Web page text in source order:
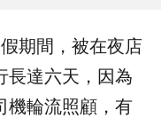
假期間，被在夜店
長達六天，因為
機輪流照顧，有